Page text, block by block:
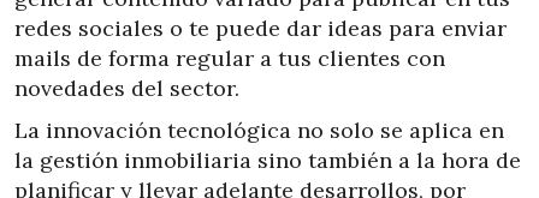
redes sociales o te puede dar ideas para enviar
mails de forma regular a tus clientes con
novedades del sector.
La innovación tecnológica no solo se aplica en
la gestión inmobiliaria sino también a la hora de
planificar y llevar adelante desarrollos, por